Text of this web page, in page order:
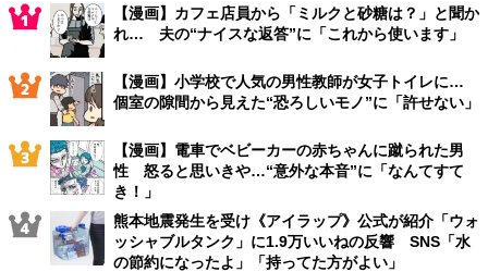
【漫画】カフェ店員から「ミルクと砂糖は？」と聞か
れ… 夫の“ナイスな返答”に「これから使います」
【漫画】小学校で人気の男性教師が女子トイレに…
個室の隙間から見えた“恐ろしいモノ”に「許せない」
【漫画】電車でベビーカーの赤ちゃんに蹴られた男
性 怒ると思いきや…“意外な本音”に「なんてすて
き！」
熊本地震発生を受け《アイラップ》公式が紹介「ウォ
ッシャブルタンク」に1.9万いいねの反響 SNS「水
の節約になったよ」「持ってた方がよい」